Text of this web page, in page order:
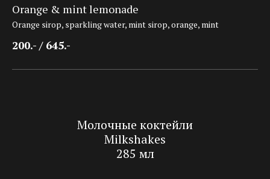
Orange & mint lemonade
Orange sirop, sparkling water, mint sirop, orange, mint
200.- / 645.-
Молочные коктейли
Milkshakes
285 мл